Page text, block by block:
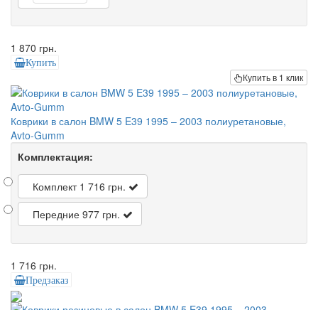
1 870 грн.
Купить
Купить в 1 клик
Коврики в салон BMW 5 E39 1995 – 2003 полиуретановые,
Avto-Gumm
Комплектация:
Комплект 1 716 грн.
Передние 977 грн.
1 716 грн.
Предзаказ